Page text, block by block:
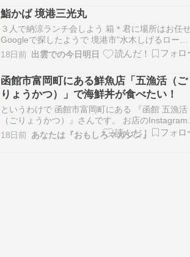
東京都港区新橋2-8-…
鮨かば 境港三光丸
３人で納涼ランチ会しよう 箱＊君に場所はお任
Googleで探したようで 境港市”水木しげるロー
ド”近くの三光丸 ３人とも 水木しげるロード 鬼
郎 などには全く興味なし 人気の浜焼き 鮨の店 三
ので注文方法は知っています 初めて…
18日前 出雲での今日明日
函館市富岡町にある鮮魚店「五漁活（ご
りょうかつ）」で海鮮丼が食べたい！
というわけで 函館市富岡町にある 『函館 五漁活
（ごりょうかつ）』さんです。 お店のInstagram
コチラ。 お店の場所はコチラ。 営業時間は 鮮魚
10：00～17：00、 総菜が11：00～17：00、 イ
18日前 あなたは『おもしろマガジン』